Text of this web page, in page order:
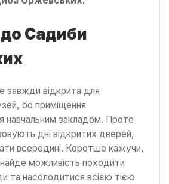
до Садиби
завжди відкрита для
бо приміщення
навчальним закладом. Проте
дні відкритих дверей,
всередині. Коротше кажучи,
можливість походити
та насолодитися всією тією